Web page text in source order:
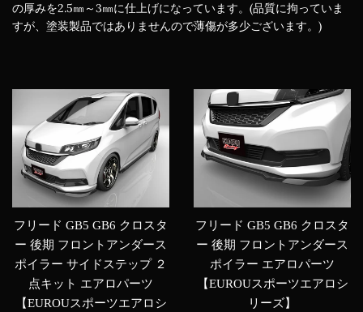
の厚みを2.5㎜～3㎜に仕上げになっています。(品質に拘っていま
すが、塗装製品ではありませんので薄傷が多少ございます。)
フリード GB5 GB6 クロスタ
ー 後期 フロントアンダース
ポイラー サイドステップ ２
点キット エアロパーツ
【EUROUスポーツエアロシ
フリード GB5 GB6 クロスタ
ー 後期 フロントアンダース
ポイラー エアロパーツ
【EUROUスポーツエアロシ
リーズ】